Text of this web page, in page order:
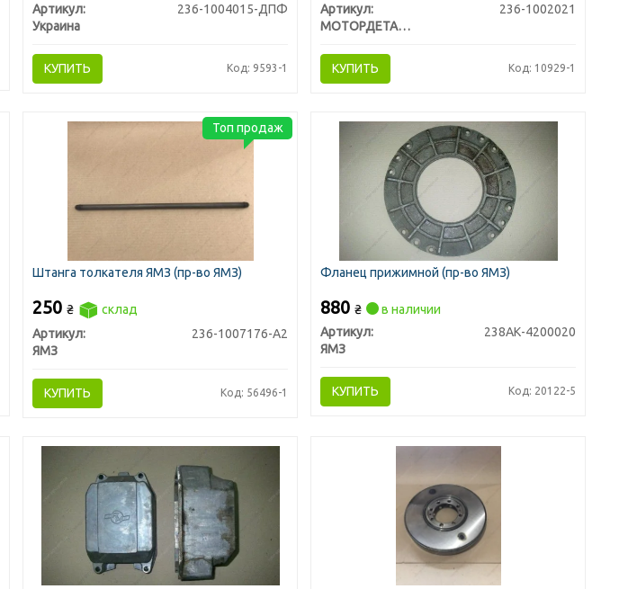
Артикул:
236-1004015-ДПФ
Украина
КУПИТЬ Код: 9593-1
Артикул:
236-1002021
МОТОРДЕТАЛЬ г. Конотоп
КУПИТЬ Код: 10929-1
Штанга толкателя ЯМЗ (пр-во ЯМЗ)
250₴
склад
Артикул:
236-1007176-А2
ЯМЗ
КУПИТЬ Код: 56496-1
Топ продаж
Фланец прижимной (пр-во ЯМЗ)
880₴
в наличии
Артикул:
238АК-4200020
ЯМЗ
КУПИТЬ Код: 20122-5